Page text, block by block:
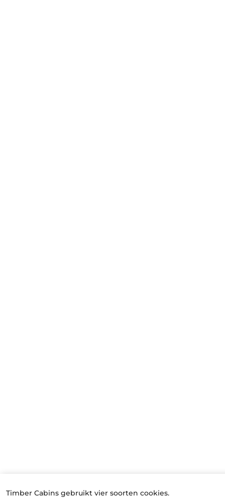
Timber Cabins gebruikt vier soorten cookies.